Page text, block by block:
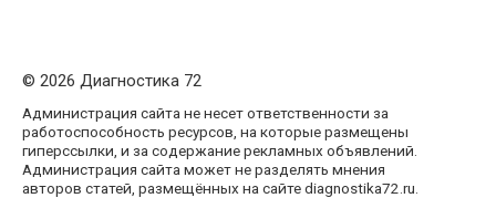
© 2026 Диагностика 72
Администрация сайта не несет ответственности за
работоспособность ресурсов, на которые размещены
гиперссылки, и за содержание рекламных объявлений.
Администрация сайта может не разделять мнения
авторов статей, размещённых на сайте diagnostika72.ru.